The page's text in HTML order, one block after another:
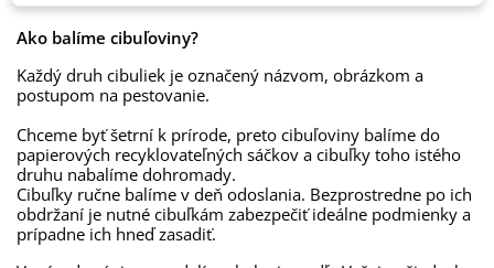
Ako balíme cibuľoviny?
Každý druh cibuliek je označený názvom, obrázkom a
postupom na pestovanie.
Chceme byť šetrní k prírode, preto cibuľoviny balíme do
papierových recyklovateľných sáčkov a cibuľky toho istého
druhu nabalíme dohromady.
Cibuľky ručne balíme v deň odoslania. Bezprostredne po ich
obdržaní je nutné cibuľkám zabezpečiť ideálne podmienky a
prípadne ich hneď zasadiť.